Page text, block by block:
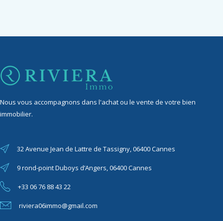
Nous vous accompagnons dans l'achat ou le vente de votre bien
immobilier.
32 Avenue Jean de Lattre de Tassigny, 06400 Cannes
9 rond-point Duboys d’Angers, 06400 Cannes
+33 06 76 88 43 22
riviera06immo@gmail.com